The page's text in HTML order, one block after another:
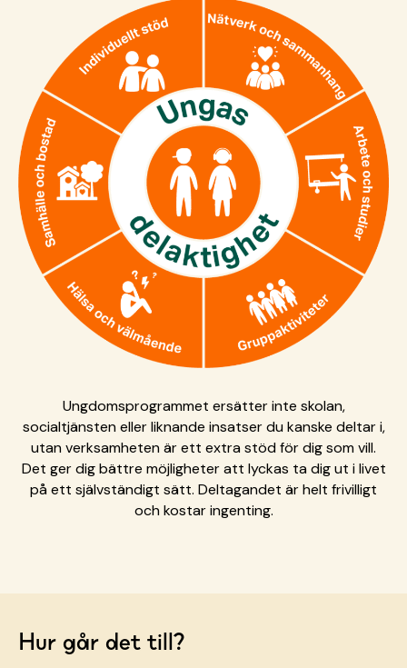
Ungdomsprogrammet ersätter inte skolan,
socialtjänsten eller liknande insatser du kanske deltar i,
utan verksamheten är ett extra stöd för dig som vill.
Det ger dig bättre möjligheter att lyckas ta dig ut i livet
på ett självständigt sätt. Deltagandet är helt frivilligt
och kostar ingenting.
Hur går det till?